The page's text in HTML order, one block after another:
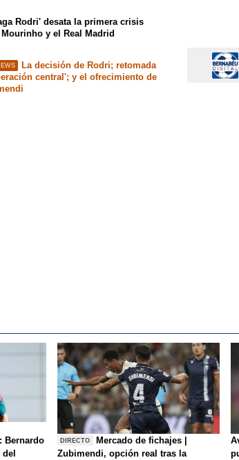
Rodri' desata la primera crisis
y el Real Madrid
La decisión de Rodri; retomada
central'; y el ofrecimiento de
Bernardo
DIRECTO
Mercado de fichajes |
Zubimendi, opción real tras la